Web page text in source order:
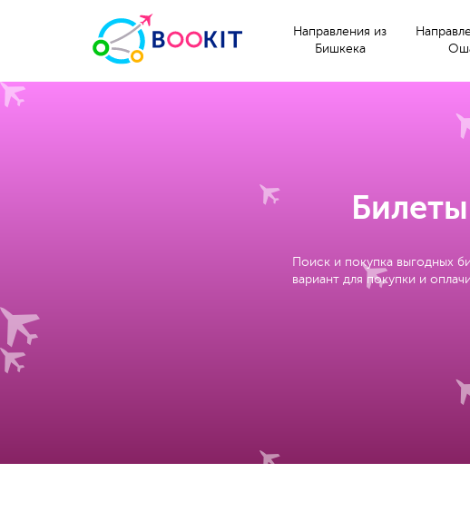
Направления из
Бишкека
Поиск и покупка выгодных
вариант для покупки и